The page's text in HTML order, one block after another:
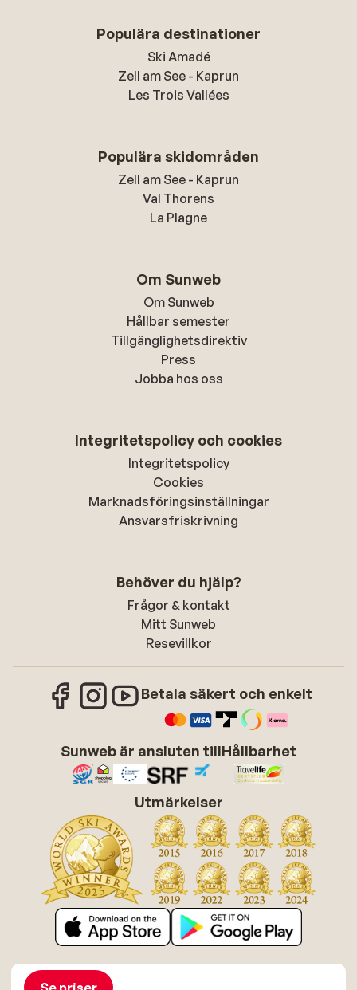
Populära destinationer
Ski Amadé
Zell am See - Kaprun
Les Trois Vallées
Populära skidområden
Zell am See - Kaprun
Val Thorens
La Plagne
Om Sunweb
Om Sunweb
Hållbar semester
Tillgänglighetsdirektiv
Press
Jobba hos oss
Integritetspolicy och cookies
Integritetspolicy
Cookies
Marknadsföringsinställningar
Ansvarsfriskrivning
Behöver du hjälp?
Frågor & kontakt
Mitt Sunweb
Resevillkor
Betala säkert och enkelt
Sunweb är ansluten tillHållbarhet
Utmärkelser
Om SunwebJobba hos Sunweb